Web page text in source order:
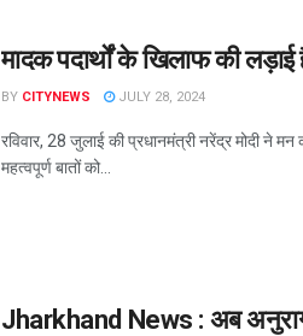
मादक पदार्थों के खिलाफ की
BY CITYNEWS JULY 28, 2024
रविवार, 28 जुलाई की प्रधानमंत्री नरेंद्र मोदी ने
महत्वपूर्ण बातों को...
Jharkhand News : अब